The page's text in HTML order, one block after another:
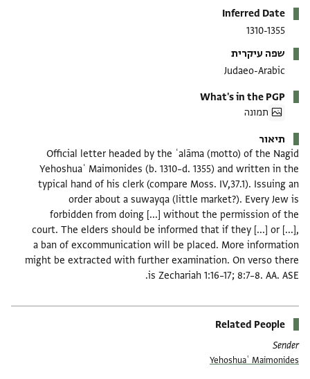
Inferred Date
1310-1355
שפה עיקרית
Judaeo-Arabic
What's in the PGP
תמונה
תיאור
Official letter headed by the ʿalāma (motto) of the Nagid
Yehoshuaʿ Maimonides (b. 1310–d. 1355) and written in the
typical hand of his clerk (compare Moss. IV,37.1). Issuing an
order about a suwayqa (little market?). Every Jew is
forbidden from doing [...] without the permission of the
court. The elders should be informed that if they [...] or [...],
a ban of excommunication will be placed. More information
might be extracted with further examination. On verso there
is Zechariah 1:16–17; 8:7–8. AA. ASE.
Related People
Sender
Yehoshuaʿ Maimonides